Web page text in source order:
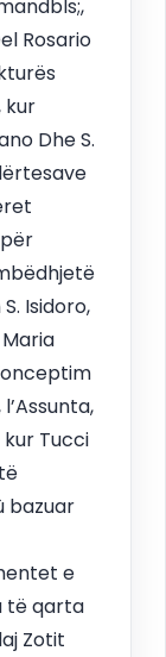
Rosario
kur
Dhe S.
Isidoro,
kur Tucci
bazuar
e
të qarta
Zotit